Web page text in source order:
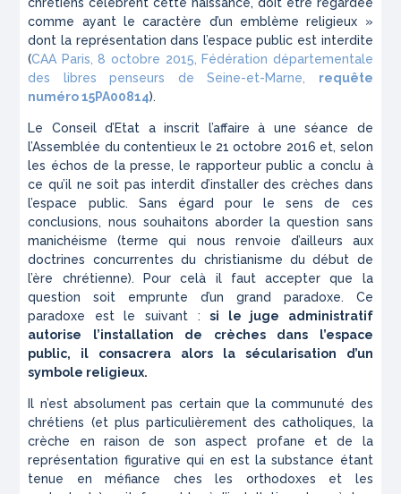
comme ayant le caractère d’un emblème religieux »
dont la représentation dans l’espace public est interdite
(CAA Paris, 8 octobre 2015, Fédération départementale
des libres penseurs de Seine-et-Marne, requête
numéro 15PA00814).
Le Conseil d’Etat a inscrit l’affaire à une séance de
l’Assemblée du contentieux le 21 octobre 2016 et, selon
les échos de la presse, le rapporteur public a conclu à
ce qu’il ne soit pas interdit d’installer des crèches dans
l’espace public. Sans égard pour le sens de ces
conclusions, nous souhaitons aborder la question sans
manichéisme (terme qui nous renvoie d’ailleurs aux
doctrines concurrentes du christianisme du début de
l’ère chrétienne). Pour celà il faut accepter que la
question soit emprunte d’un grand paradoxe. Ce
paradoxe est le suivant :si le juge administratif
autorise l’installation de crèches dans l’espace
public, il consacrera alors la sécularisation d’un
symbole religieux.
Il n’est absolument pas certain que la communuté des
chrétiens (et plus particulièrement des catholiques, la
crèche en raison de son aspect profane et de la
représentation figurative qui en est la substance étant
tenue en méfiance ches les orthodoxes et les